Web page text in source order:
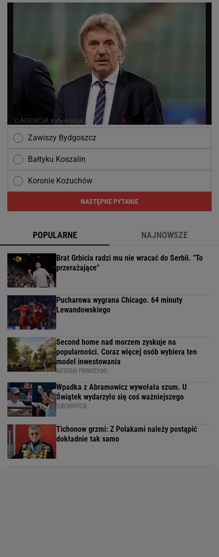
Zawiszy Bydgoszcz
Bałtyku Koszalin
Koronie Kożuchów
NASTĘPNE PYTANIE
POPULARNE NAJNOWSZE
Brat Grbicia radzi mu nie wracać do Serbii. "To
przerażające"
Pucharowa wygrana Chicago. 64 minuty
Lewandowskiego
Second home nad morzem zyskuje na
popularności. Coraz więcej osób wybiera ten
model inwestowania
MATERIAŁ PROMOCYJNY
Wpadka z Abramowicz wywołała szum. U
Świątek wydarzyło się coś ważniejszego
SUBSKRYPCJA
Tichonow grzmi: Z Polakami należy postąpić
dokładnie tak samo